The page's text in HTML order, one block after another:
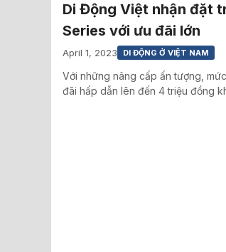
Di Động Việt nhận đặt
Series với ưu đãi lớn
April 1, 2023 DI ĐỘNG Ở VIỆT NAM
Với những nâng cấp ấn tượng,
đãi hấp dẫn lên đến 4 triệu đồng